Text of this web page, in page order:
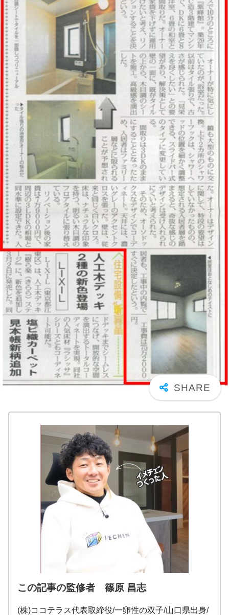
この記事の監修者 篠原 昌志
(株)ココテラス代表取締役/一卵性の双子/山口県出身/